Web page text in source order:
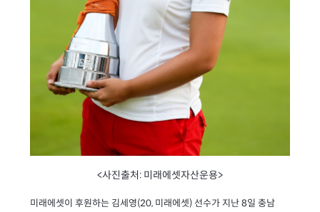
<사진출처: 미래에셋자산운용>
미래에셋이 후원하는 김세영(20, 미래에셋) 선수가 지난8일 충남